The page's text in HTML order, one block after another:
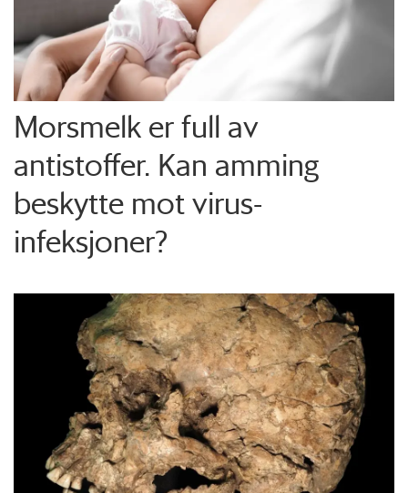
Morsmelk er full av
antistoffer. Kan amming
beskytte mot virus-
infeksjoner?